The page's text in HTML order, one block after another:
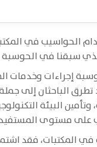
الحواسيب في
سبقنا في
إجراءات وخدمات
تطرق الباحثان إلى
وتأمين البيئة
على مستوى
المكتبات، فقد